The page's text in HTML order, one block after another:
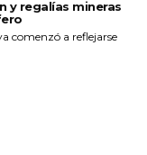
y regalías mineras
comenzó a reflejarse